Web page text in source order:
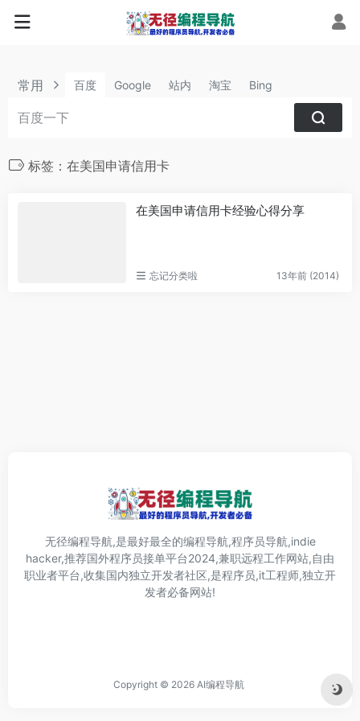
常用 百度 Google 站内 淘宝 Bing
标签：在美国申请信用卡
在美国申请信用卡经验心得分享
忘记分类啦 13年前 (2014)
无径编程导航,是最好最全的编程导航,程序员导航,indie
hacker,推荐国外程序员接单平台2024,兼职远程工作网站,自由
职业者平台,收集国内独立开发者社区,是程序员,it工程师,独立开
发者必备网站!
Copyright © 2026 AI编程导航